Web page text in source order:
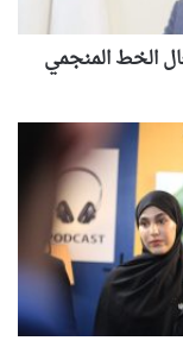
الخط المنجمي